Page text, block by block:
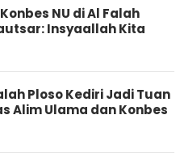
NU di Al Falah
Insyaallah Kita
Ploso Kediri Jadi Tuan
Alim Ulama dan Konbes